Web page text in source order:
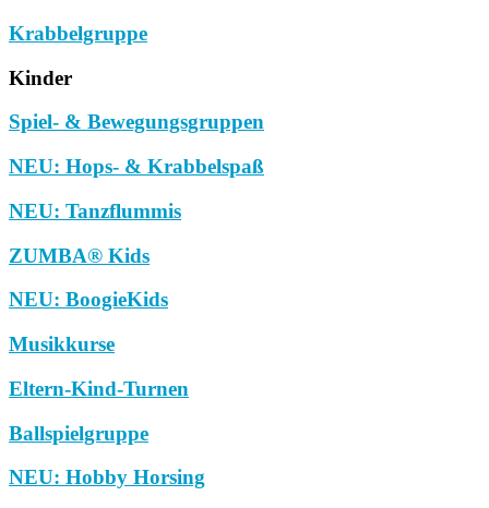
Krabbelgruppe
Kinder
Spiel- & Bewegungsgruppen
NEU: Hops- & Krabbelspaß
NEU: Tanzflummis
ZUMBA® Kids
NEU: BoogieKids
Musikkurse
Eltern-Kind-Turnen
Ballspielgruppe
NEU: Hobby Horsing